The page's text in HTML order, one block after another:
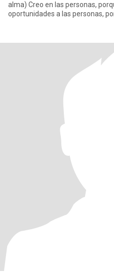
alma) Creo en las personas, porque en mi, han creido Doy
oportunidades a las personas,